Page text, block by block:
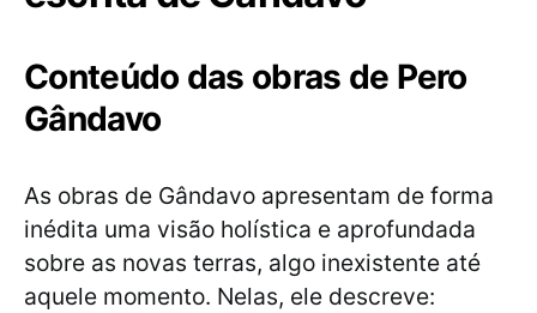
Conteúdo das obras de Pero
Gândavo
As obras de Gândavo apresentam de forma
inédita uma visão holística e aprofundada
sobre as novas terras, algo inexistente até
aquele momento. Nelas, ele descreve: